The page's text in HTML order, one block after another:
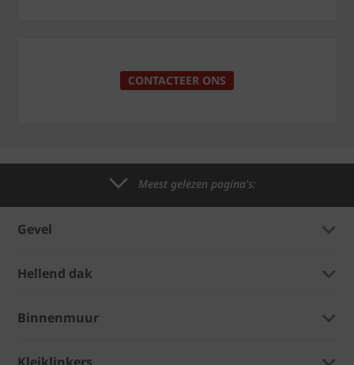
CONTACTEER ONS
Meest gelezen pagina's:
Gevel
Hellend dak
Binnenmuur